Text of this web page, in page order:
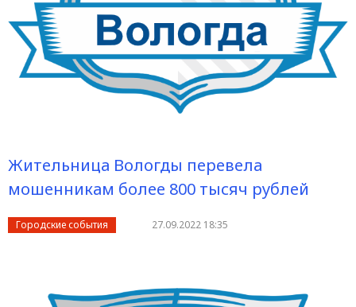
Жительница Вологды перевела
мошенникам более 800 тысяч рублей
Городские события 27.09.2022 18:35